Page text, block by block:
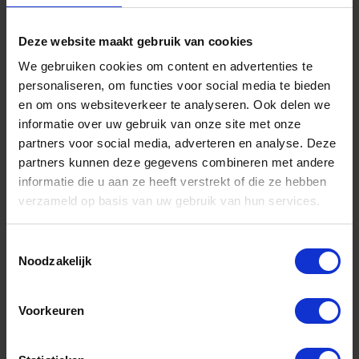
Deze website maakt gebruik van cookies
We gebruiken cookies om content en advertenties te
personaliseren, om functies voor social media te bieden
en om ons websiteverkeer te analyseren. Ook delen we
informatie over uw gebruik van onze site met onze
partners voor social media, adverteren en analyse. Deze
partners kunnen deze gegevens combineren met andere
informatie die u aan ze heeft verstrekt of die ze hebben
verzameld op basis van uw gebruik van hun services.
Noodzakelijk
Voorkeuren
Stuk
Bestel nu!
FORUM Tapverlengstuk DIN377 4,9MM